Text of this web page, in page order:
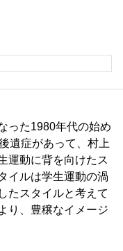
った1980年代の始め
遺症があって、村上
運動に背を向けたス
イルは学生運動の渦
たスタイルと考えて
り、豊穣なイメージ